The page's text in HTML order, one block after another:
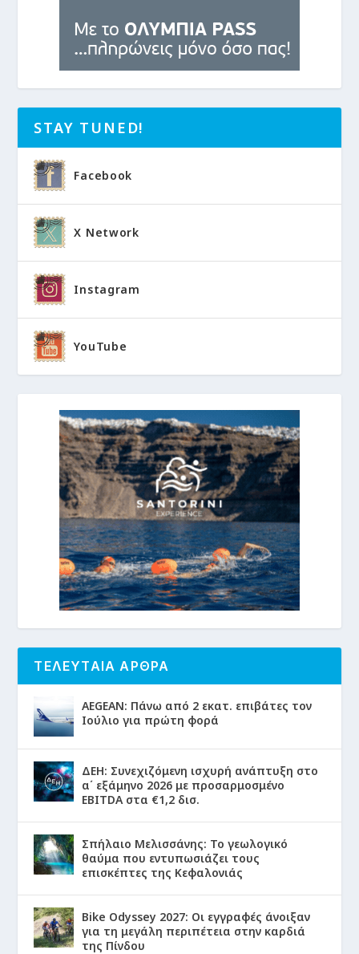
STAY TUNED!
Facebook
X Network
Instagram
YouTube
ΤΕΛΕΥΤΑΙΑ ΑΡΘΡΑ
AEGEAN: Πάνω από 2 εκατ. επιβάτες τον
Ιούλιο για πρώτη φορά
ΔΕΗ: Συνεχιζόμενη ισχυρή ανάπτυξη στο
α΄ εξάμηνο 2026 με προσαρμοσμένο
EBITDA στα €1,2 δισ.
Σπήλαιο Μελισσάνης: Το γεωλογικό
θαύμα που εντυπωσιάζει τους
επισκέπτες της Κεφαλονιάς
Bike Odyssey 2027: Οι εγγραφές άνοιξαν
για τη μεγάλη περιπέτεια στην καρδιά
της Πίνδου